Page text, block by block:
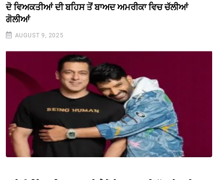
ਦੋ ਵਿਅਕਤੀਆਂ ਦੀ ਬਹਿਸ ਤੋਂ ਬਾਅਦ ਅਮਰੀਕਾ ਵਿਚ ਚੱਲੀਆਂ
ਗੋਲੀਆਂ
AUGUST 9, 2025